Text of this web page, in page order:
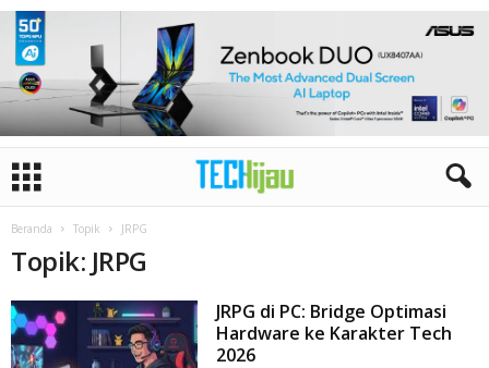
Beranda Topik JRPG
Topik: JRPG
JRPG di PC: Bridge Optimasi
Hardware ke Karakter Tech
2026